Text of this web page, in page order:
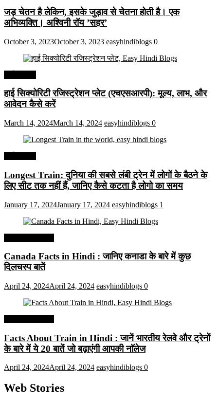
जड़ चेतन है लेकिन, इसके जुड़ाव से चेतना होती है। एक
अभिव्यक्ति। अश्विनी रॉय ’सहर’
October 3, 2023October 3, 2023 easyhindiblogs 0
हाई सिक्योरिटी रजिस्ट्रेशन प्लेट (एचएसआरपी): मूल्य, लाभ, और
आवेदन कैसे करें
March 14, 2024March 14, 2024 easyhindiblogs 0
Longest Train: दुनिया की सबसे लंबी ट्रेन में लोगों के बैठने के
लिए सीट तक ​​नहीं हैं, जानिए कैसे कटता है लोगो का समय
January 17, 2024January 17, 2024 easyhindiblogs 1
Canada Facts in Hindi : जानिए कनाडा के बारे में कुछ
दिलचस्प बातें
April 24, 2024April 24, 2024 easyhindiblogs 0
Facts About Train in Hindi : जानें भारतीय रेलवे और ट्रेनों
के बारे में ये 20 बातें जो बढ़ाएंगी आपकी नाॅलेज
April 24, 2024April 24, 2024 easyhindiblogs 0
Web Stories